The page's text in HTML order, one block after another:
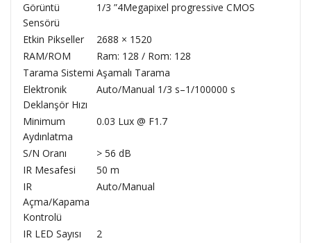
Görüntü
Sensörü
1/3 ”4Megapixel progressive CMOS
Etkin Pikseller
2688 × 1520
RAM/ROM
Ram: 128 / Rom: 128
Tarama Sistemi Aşamalı Tarama
Elektronik
Deklanşör Hızı
Auto/Manual 1/3 s–1/100000 s
Minimum
Aydınlatma
0.03 Lux @ F1.7
S/N Oranı
> 56 dB
IR Mesafesi
50 m
IR
Açma/Kapama
Kontrolü
Auto/Manual
IR LED Sayısı
2